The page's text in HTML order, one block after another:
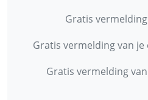
Gratis
Gratis vermelding van
Gratis vermelding